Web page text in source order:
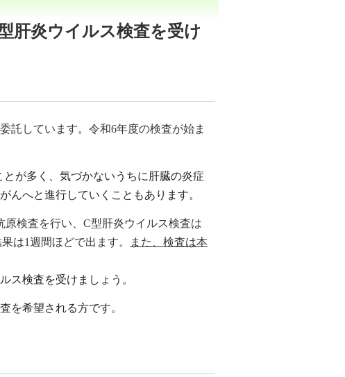
肝炎ウイルス検査を受け
託しています。令和6年度の検査が始ま
が多く、気づかないうちに肝臓の炎症
んへと進行していくこともあります。
原検査を行い、 C型肝炎ウイルス検査は
は1週間ほどで出ます。
また、検査は本
ス検査を受けましょう。
を希望される方です。